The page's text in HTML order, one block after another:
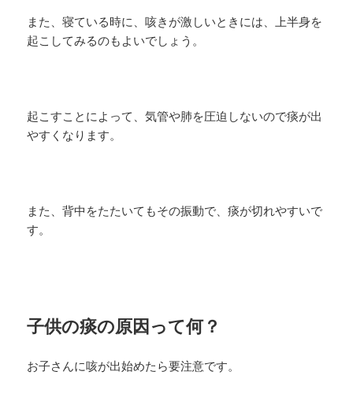
また、寝ている時に、咳きが激しいときには、上半身を
起こしてみるのもよいでしょう。
起こすことによって、気管や肺を圧迫しないので痰が出
やすくなります。
また、背中をたたいてもその振動で、痰が切れやすいで
す。
子供の痰の原因って何？
お子さんに咳が出始めたら要注意です。